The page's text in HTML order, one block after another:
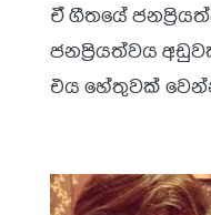
ඒ ගීතයේ
ජනප්‍රියත්වය
එය හේතුවක්